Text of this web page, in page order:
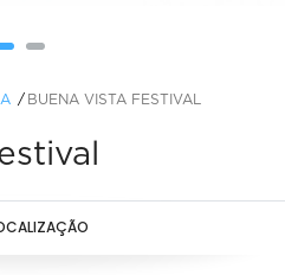
BUENA VISTA FESTIVAL